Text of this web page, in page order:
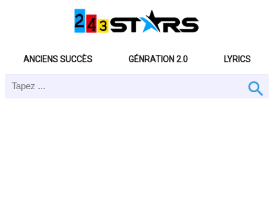
ANCIENS SUCCÈS GÉNRATION 2.0 LYRICS